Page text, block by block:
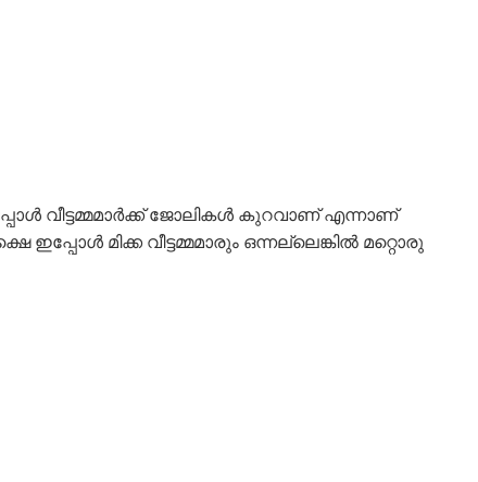
വീട്ടമ്മമാർക്ക് ജോലികൾ കുറവാണ് എന്നാണ്
മിക്ക വീട്ടമ്മമാരും ഒന്നല്ലെങ്കിൽ മറ്റൊരു